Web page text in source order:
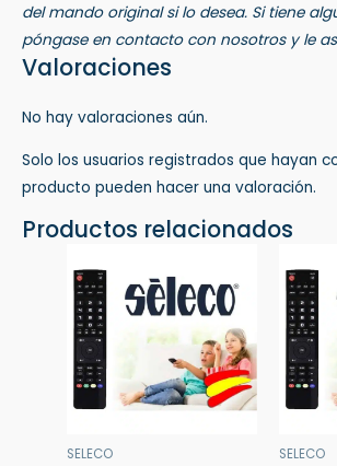
del mando original si lo desea. Si tiene
póngase en contacto con nosotros y le
Valoraciones
No hay valoraciones aún.
Solo los usuarios registrados que hayan
producto pueden hacer una valoración.
Productos relacionados
SELECO SELECO